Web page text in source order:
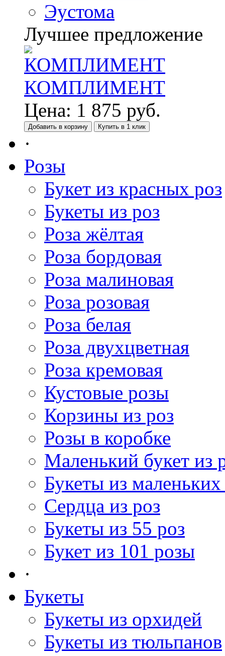
Эустома
Лучшее предложение
КОМПЛИМЕНТ
Цена: 1 875 руб.
Добавить в корзину Купить в 1 клик
·
Розы
Букет из красных роз
Букеты из роз
Роза жёлтая
Роза бордовая
Роза малиновая
Роза розовая
Роза белая
Роза двухцветная
Роза кремовая
Кустовые розы
Корзины из роз
Розы в коробке
Маленький букет из
Букеты из маленьких
Сердца из роз
Букеты из 55 роз
Букет из 101 розы
·
Букеты
Букеты из орхидей
Букеты из тюльпанов